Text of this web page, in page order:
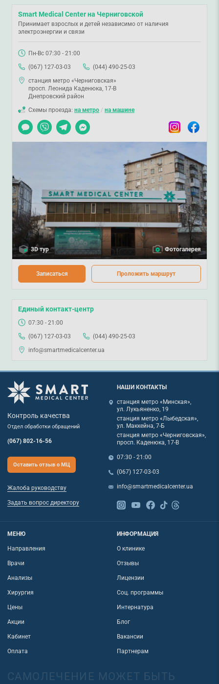
Smart Medical Center на Черниговской
Принимает взрослых и детей независимо от наличия
электроэнергии и связи
Пн-Вс 07:30 - 21:00
(067) 127-03-03
(044) 490-25-03
станция метро «Черниговская»
просп. Леонида Каденюка, 17-В
Днепровский район
Схемы проезда: на метро / на машине
Чат
Viber TelegramMessenger InstagramFacebook
3D тур Фотогалерея
Записаться Проложить маршрут
Единый контакт-центр
07:30 - 21:00
(067) 127-03-03
(044) 490-25-03
info@smartmedicalcenter.ua
Контроль качества
Отдел обработки обращений
(067) 802-16-56
Оставить отзыв о МЦ
Жалоба руководству
Задать вопрос директору
НАШИ КОНТАКТЫ
станция метро «Минская»,
ул. Лукьяненко, 19
станция метро «Лыбедская»,
ул. Маккейна, 7-Б
станция метро «Черниговская»,
просп. Каденюка, 17-В
07:30 - 21:00
(067) 127-03-03
info@smartmedicalcenter.ua
МЕНЮ
Направления
Врачи
Анализы
Хирургия
Цены
Акции
Кабинет
Оплата
ИНФОРМАЦИЯ
О клинике
Отзывы
Лицензии
Соц. программы
Интернатура
Блог
Вакансии
Партнерам
САМОЛЕЧЕНИЕ МОЖЕТ БЫТЬ